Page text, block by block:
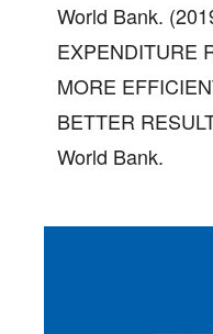
World Bank.
EXPENDITURE
MORE
BETTER
World Bank.